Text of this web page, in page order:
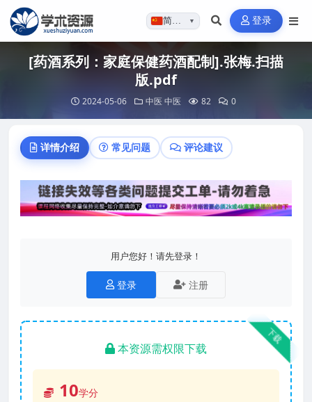
简体…▼ 登录
[药酒系列：家庭保健药酒配制].张梅.扫描
版.pdf
2024-05-06 中医 中医 82 0
详情介绍 常见问题 评论建议
用户您好！请先登录！
登录 注册
下载
本资源需权限下载
10学分